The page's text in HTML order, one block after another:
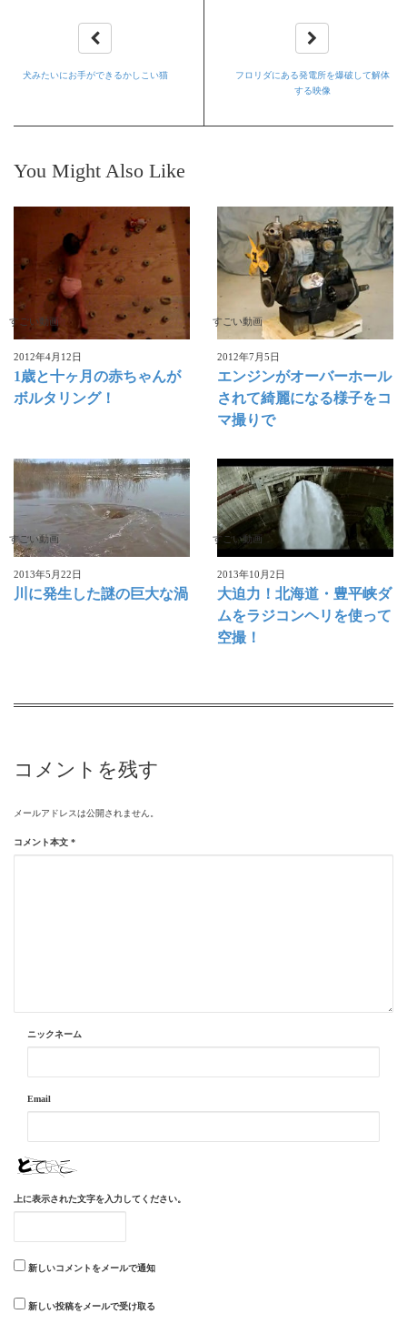
犬みたいにお手ができるかしこい猫
フロリダにある発電所を爆破して解体
する映像
You Might Also Like
すごい動画
2012年4月12日
1歳と十ヶ月の赤ちゃんが
ボルタリング！
すごい動画
2012年7月5日
エンジンがオーバーホール
されて綺麗になる様子をコ
マ撮りで
すごい動画
2013年5月22日
川に発生した謎の巨大な渦
すごい動画
2013年10月2日
大迫力！北海道・豊平峡ダ
ムをラジコンヘリを使って
空撮！
コメントを残す
メールアドレスは公開されません。
コメント本文 *
ニックネーム
Email
上に表示された文字を入力してください。
新しいコメントをメールで通知
新しい投稿をメールで受け取る